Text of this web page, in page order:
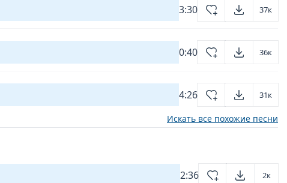
3:30
37к
0:40
36к
4:26
31к
Искать все похожие песни
2:36
2к